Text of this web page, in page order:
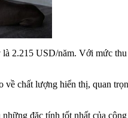
là 2.215 USD/năm. Với mức
chất lượng hiển thị, quan
đặc tính tốt nhất của